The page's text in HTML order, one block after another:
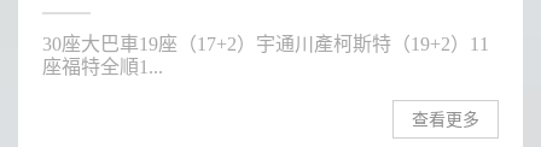
30座大巴車19座（17+2）宇通川產柯斯特（19+2）11
座福特全順1...
查看更多